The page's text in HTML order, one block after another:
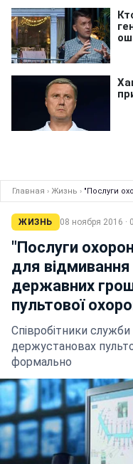
Главная › Жизнь › "Послуги
ЖИЗНЬ 08 ноября 2016 ·
"Послуги
для відмивання
державних
пультової
Співробітники
держустановах
формально